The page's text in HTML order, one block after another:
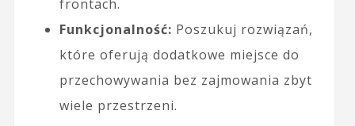
frontach.
Funkcjonalność: Poszukuj rozwiązań,
które oferują dodatkowe miejsce do
przechowywania bez zajmowania zbyt
wiele przestrzeni.